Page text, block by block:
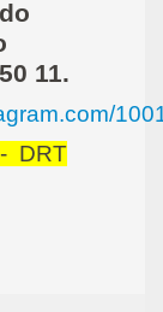
11.
DRT